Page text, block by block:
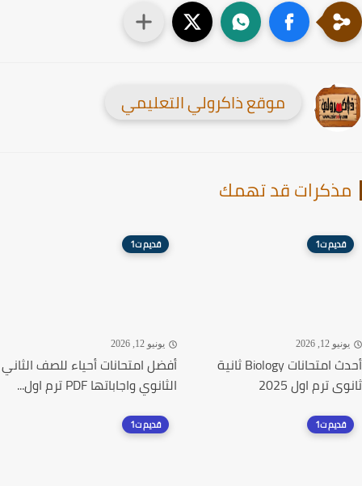
موقع ذاكرولي التعليمي
قد تهمك
قديم ت1
12, 2026
أحدث امتحانات Biology ثانية
ترم اول 2025
قديم ت1
يونيو 12, 2026
أفضل امتحانات أحياء للصف الثاني
الثانوي واجاباتها PDF ترم اول...
قديم ت1 قديم ت1